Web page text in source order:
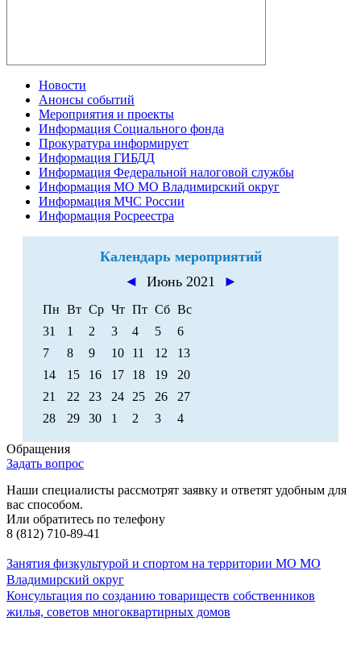
Новости
Анонсы событий
Мероприятия и проекты
Информация Социального фонда
Прокуратура информирует
Информация ГИБДД
Информация Федеральной налоговой службы
Информация МО МО Владимирский округ
Информация МЧС России
Информация Росреестра
Календарь мероприятий
◄
Июнь 2021 ►
Пн Вт Ср Чт Пт Сб Вс
31
1 2 3 4 5
6
7
8 9 10 11 12
13
14
15 16 17 18 19
20
21
22 23 24 25 26
27
28
29 30 1 2 3 4
Обращения
Задать вопрос
Наши специалисты рассмотрят заявку и ответят удобным для
вас способом.
Или обратитесь по телефону
8 (812) 710-89-41
Занятия физкультурой и спортом на территории МО МО
Владимирский округ
Консультация по созданию товариществ собственников
жилья, советов многоквартирных домов